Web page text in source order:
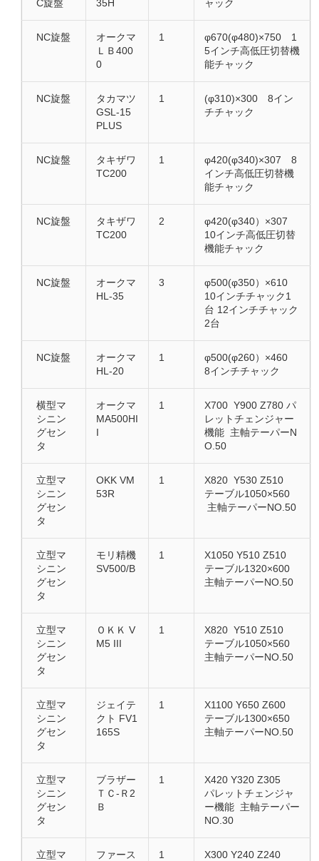
C旋盤 35H ャック
NC旋盤
オークマ
ＬＢ400
0
1
φ670(φ480)×750 1
5インチ高低圧切替機
能チャック
NC旋盤
タカマツ
GSL-15
PLUS
1
(φ310)×300 8イン
チチャック
NC旋盤
タキザワ
TC200
1
φ420(φ340)×307 8
インチ高低圧切替機
能チャック
NC旋盤
タキザワ
TC200
2
φ420(φ340）×307
10インチ高低圧切替
機能チャック
NC旋盤
オークマ
HL-35
3
φ500(φ350）×610
10インチチャック1
台 12インチチャック
2台
NC旋盤
オークマ
HL-20
1
φ500(φ260）×460
8インチチャック
横型マ
シニン
グセン
タ
オークマ
MA500HI
I
1
X700 Y900 Z780 パ
レットチェンジャー
機能 主軸テーパーN
O.50
立型マ
シニン
グセン
タ
OKK VM
53R
1
X820 Y530 Z510
テーブル1050×560
主軸テーパーNO.50
立型マ
シニン
グセン
タ
モリ精機
SV500/B
1
X1050 Y510 Z510
テーブル1320×600
主軸テーパーNO.50
立型マ
シニン
グセン
タ
ＯＫＫ V
M5 III
1
X820 Y510 Z510
テーブル1050×560
主軸テーパーNO.50
立型マ
シニン
グセン
タ
ジェイテ
クト FV1
165S
1
X1100 Y650 Z600
テーブル1300×650
主軸テーパーNO.50
立型マ
シニン
グセン
タ
ブラザー
ＴＣ-Ｒ2
Ｂ
1
X420 Y320 Z305
パレットチェンジャ
ー機能 主軸テーパー
NO.30
立型マ
ファース
1
X300 Y240 Z240